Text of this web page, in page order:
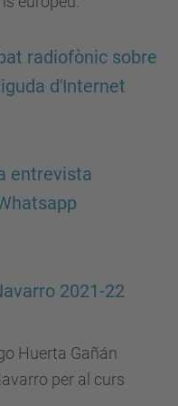
radiofònic sobre
d'Internet
entrevista
2021-22
Huerta Gañán
per al curs